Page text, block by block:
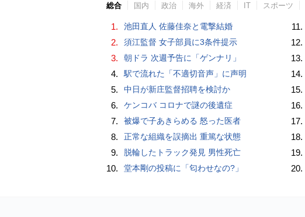
総合 国内 政治 海外 経済 IT スポーツ
1. 池田直人 佐藤佳奈と電撃結婚
2. 須江監督 女子部員に3条件提示
3. 朝ドラ 次週予告に「ゲンナリ」
4. 駅で流れた「不適切音声」に声明
5. 中日が新庄監督招聘を検討か
6. ケンコバ コロナで謎の後遺症
7. 被爆で子あきらめる 怒った医者
8. 正常な組織を誤摘出 重篤な状態
9. 脱輪したトラック発見 男性死亡
10. 堂本剛の投稿に「匂わせなの?」
11.
12.
13.
14.
15.
16.
17.
18.
19.
20.